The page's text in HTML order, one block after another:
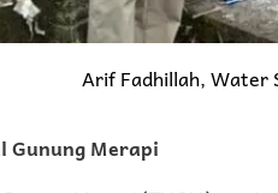
Arif Fadhillah, Water
Gunung Merapi